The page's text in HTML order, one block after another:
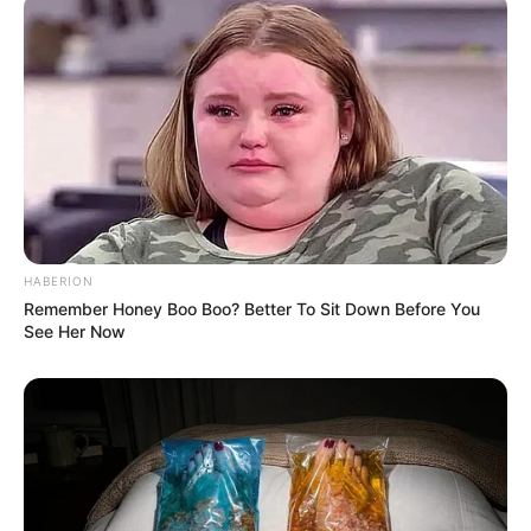
ΤΟΥ ΠΛΗΘΥΣΜΟΥ ΣΤΙΣ ΣΥΝΘΗΚΕΣ ΔΙΑΒΙΩΣΗΣ ΣΤΟΥΣ
ΕΠΑΝΩ ΟΡΟΦΟΥΣ ΕΙΝΑΙ ΠΑΙΔΙΑ ΚΑΙ ΗΛΙΚΙΩΜΕΝΟΙ.
ΚΑΙ ΕΙΝΑΙ ΕΥΑΙΣΘΗΤΕΣ ΑΥΤΕΣ ΟΙ ΚΑΤΗΓΟΡΙΕΣ
ΑΝΘΡΩΠΩΝ, ΠΡΩΤΟΝ ΛΟΓΩ ΤΩΝ ΙΔΙΑΙΤΕΡΟΤΗΤΩΝ ΤΗΣ
ΗΛΙΚΙΑΣ ΤΟΥΣ, ΚΑΙ ΔΕΥΤΕΡΟΝ, ΑΠΛΩΣ ΚΑΙ ΜΟΝΟ
ΕΠΕΙΔΗ ΠΕΡΝΟΎΝ ΠΕΡΙΣΣΟΤΕΡΟ ΧΡΟΝΟ ΣΕ ΚΑΤΟΙΚΙΕΣ
ΑΠΟ Ο, ΤΙ ΟΙ ΑΝΘΡΩΠΟΙ ΤΗΣ ΜΕΣΗΣ ΗΛΙΚΙΑΣ.
HABERION
Remember Honey Boo Boo? Better To Sit Down Before You
See Her Now